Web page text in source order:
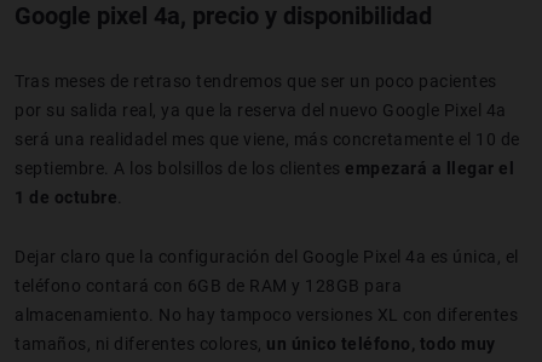
Google pixel 4a, precio y disponibilidad
Tras meses de retraso tendremos que ser un poco pacientes
por su salida real, ya que la reserva del nuevo Google Pixel 4a
será una realidadel mes que viene, más concretamente el 10 de
septiembre. A los bolsillos de los clientes empezará a llegar el
1 de octubre.
Dejar claro que la configuración del Google Pixel 4a es única, el
teléfono contará con 6GB de RAM y 128GB para
almacenamiento. No hay tampoco versiones XL con diferentes
tamaños, ni diferentes colores, un único teléfono, todo muy